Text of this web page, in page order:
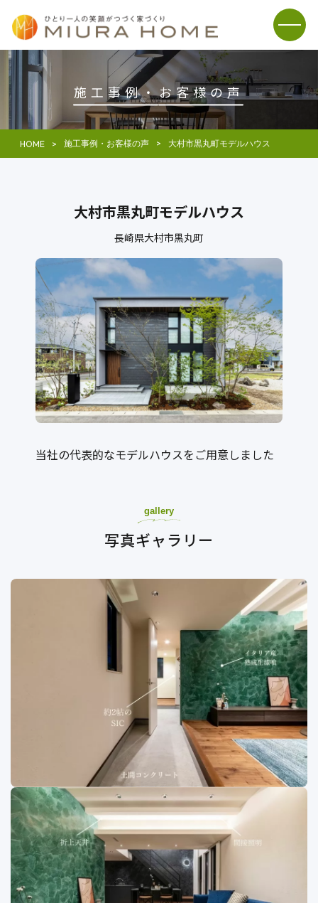
施工事例・お客様の声
HOME 施工事例・お客様の声 大村市黒丸町モデルハウス
大村市黒丸町モデルハウス
長崎県大村市黒丸町
当社の代表的なモデルハウスをご用意しました
gallery
写真ギャラリー